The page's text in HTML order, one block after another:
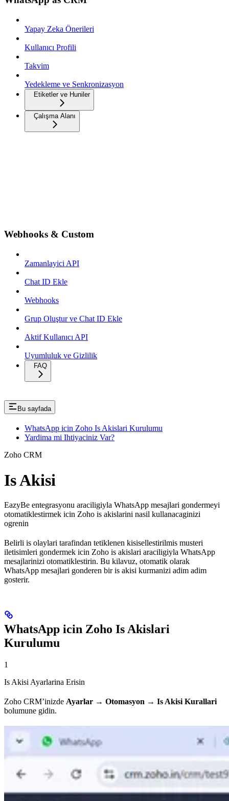
Yapay Zeka Önerileri
Kullanıcı Profili
Takvim
Yedekleme ve Senkronizasyon
Etiketler ve Huniler
Çalışma Alanı
Webhooks & Custom
Zamanlayici API
Chat ID Ekle
Webhooks
Grup Oluştur ve Chat ID Ekle
Aktif Kullanıcı API
Uyumluluk ve Gizlilik
FAQ
Bu sayfada
WhatsApp icin Zoho Is Akislari Kurulumu
Yardima mi Ihtiyaciniz Var?
Zoho CRM
Is Akisi
EazyBe entegrasyonu araciligiyla WhatsApp mesajlari gondermeyi
otomatiklestirmek icin Zoho is akislarini nasil kullanacaginizi
ogrenin
Belirli is olaylari tarafindan tetiklenen kisisellestirilmis musteri
iletisimleri gondermek icin Zoho is akislari araciligiyla WhatsApp
mesajlarinizi otomatiklestirin. Bu kilavuz, otomatik olarak
WhatsApp mesajlari gonderen bir is akisi kurmanizi adim adim
gosterir.
WhatsApp icin Zoho Is Akislari
Kurulumu
1
Is Akisi Ayarlarina Erisin
Zoho CRM’inizde Ayarlar → Otomasyon → Is Akisi Kurallari
bolumune gidin.